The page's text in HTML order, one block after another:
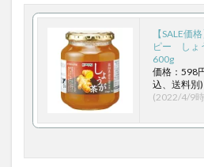
建設リサイクル法
建設工事
建設業キャリアアップシステム
建設業振興基金
建設業法
建設業経理士
建設業経理士2級
建設的なフィードバック
強いAI
強化学習 強迫性
【SALE価
ピー しょ
600g
価格：598
込、送料別)
(2022/4/9